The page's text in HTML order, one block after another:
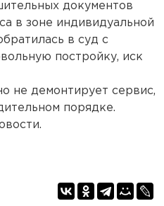
документов
в зоне индивидуальной
в суд с
постройку, иск
не демонтирует сервис,
порядке.